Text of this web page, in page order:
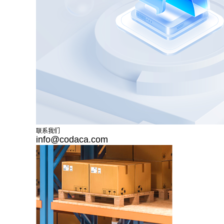
联系我们
info@codaca.com